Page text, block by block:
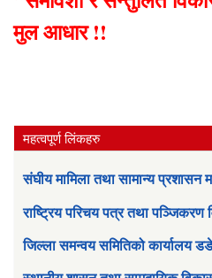
मुल आधार !!
महत्वपूर्ण लिंकहरु
संघीय मामिला तथा सामान्य प्रशासन
राष्ट्रिय परिचय पत्र तथा पञ्जिकरण
जिल्ला समन्वय समितिको कार्यालय